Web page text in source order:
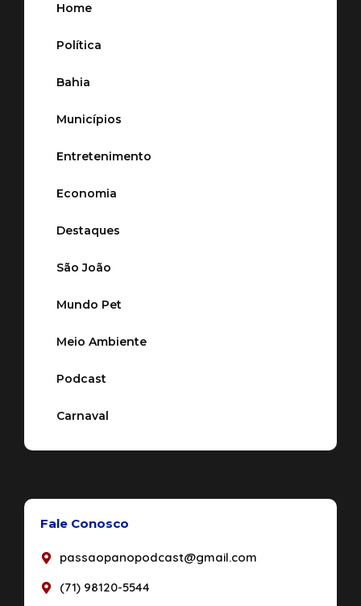
Home
Política
Bahia
Municípios
Entretenimento
Economia
Destaques
São João
Mundo Pet
Meio Ambiente
Podcast
Carnaval
Fale Conosco
passaopanopodcast@gmail.com
(71) 98120-5544